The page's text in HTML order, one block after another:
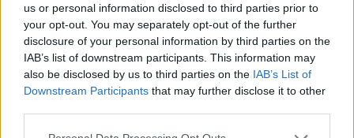
us or personal information disclosed to third parties prior to
your opt-out. You may separately opt-out of the further
disclosure of your personal information by third parties on the
IAB’s list of downstream participants. This information may
also be disclosed by us to third parties on the IAB’s List of
Downstream Participants that may further disclose it to other
Πήγε για ψώνια με το ελικόπτερό του γιατί η διαδρομή με το
αμάξι ήταν… πολύ μεγάλη
5 Αυγούστου, 2026
Μύκονος: 35χρονος οδηγός έκλεψε από τουρίστα επώνυμη
τσάντα και ρολόι αξίας 75.000 ευρώ